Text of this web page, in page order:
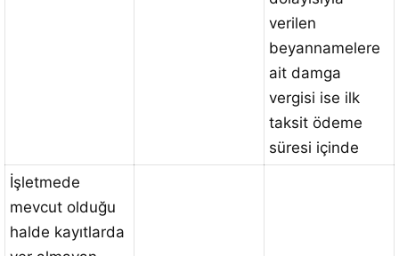
verilen
beyannamelere
ait damga
vergisi ise ilk
taksit ödeme
süresi içinde
İşletmede
mevcut olduğu
halde kayıtlarda